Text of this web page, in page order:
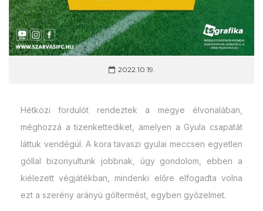
2022.10.19.
Hétközi fordulót rendeztek a megye élvonalában,
méghozzá a tizenkettediket, amelyen a Gyula csapatát
láttuk vendégül. A kora tavaszi gyulai meccsen egyetlen
góllal bizonyultunk jobbnak, úgy gondolom, ebben a
kiélezett végjátékban, mindenki előre elfogadta volna
ezt a szerény arányú góltermést, egyben győzelmet.